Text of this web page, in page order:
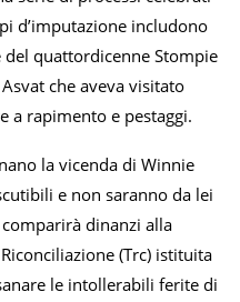
d’imputazione includono
del quattordicenne Stompie
che aveva visitato
a rapimento e pestaggi.
la vicenda di Winnie
e non saranno da lei
dinanzi alla
(Trc) istituita
le intollerabili ferite di